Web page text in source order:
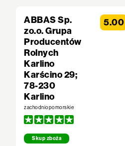
ABBAS Sp.
zo.o. Grupa
Producentów
Rolnych
Karlino
Karścino 29;
78-230
Karlino
zachodniopomorskie
Skup zboża
5.00